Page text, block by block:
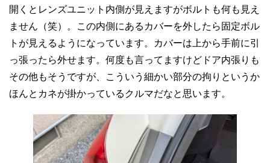
開くとレンズユニット内側が見えますがボルトも何も見え
ません（笑）。この内側にあるカバーを外したら固定ボル
トが見えるようになっています。カバーは上から手前に引
っ張ったら外せます。何度も言ってますけどドア内張りも
その他もそうですが、こういう細かい部分の拘りというか
ほんとカネが掛かっているクルマだなと思います。